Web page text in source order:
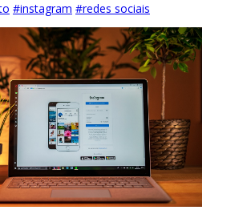
#instagram #redes sociais